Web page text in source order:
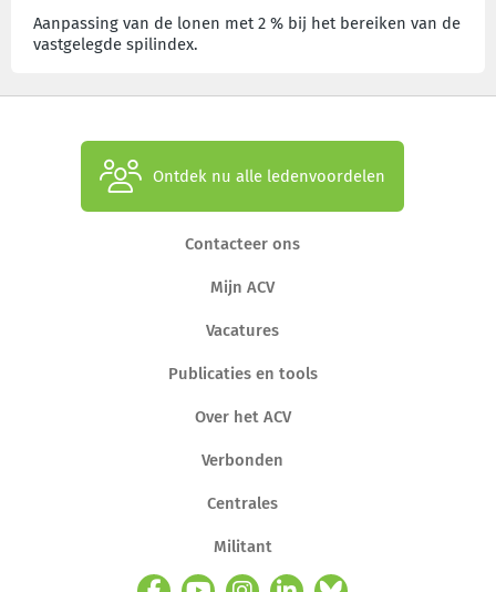
Aanpassing van de lonen met 2 % bij het bereiken van de
vastgelegde spilindex.
Ontdek nu alle ledenvoordelen
Contacteer ons
Mijn ACV
Vacatures
Publicaties en tools
Over het ACV
Verbonden
Centrales
Militant